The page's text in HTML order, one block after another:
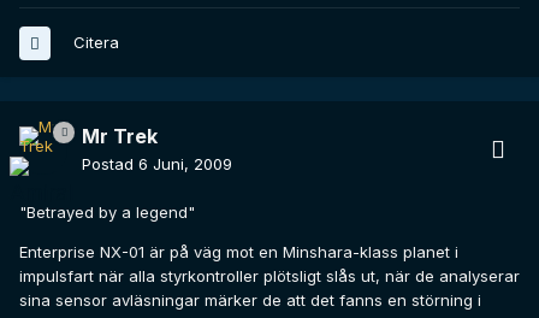
Citera
Mr Trek
Postad 6 Juni, 2009
"Betrayed by a legend"
Enterprise NX-01 är på väg mot en Minshara-klass planet i
impulsfart när alla styrkontroller plötsligt slås ut, när de analyserar
sina sensor avläsningar märker de att det fanns en störning i